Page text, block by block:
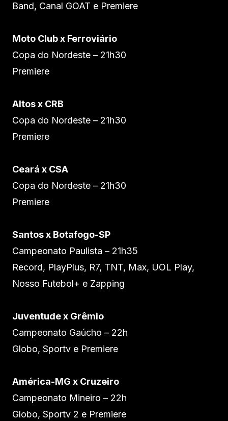
Band, Canal GOAT e Premiere
Moto Club x Ferroviário
Copa do Nordeste – 21h30
Premiere
Altos x CRB
Copa do Nordeste – 21h30
Premiere
Ceará x CSA
Copa do Nordeste – 21h30
Premiere
Santos x Botafogo-SP
Campeonato Paulista – 21h35
Record, PlayPlus, R7, TNT, Max, UOL Play,
Nosso Futebol+ e Zapping
Juventude x Grêmio
Campeonato Gaúcho – 22h
Globo, Sportv e Premiere
América-MG x Cruzeiro
Campeonato Mineiro – 22h
Globo, Sportv 2 e Premiere